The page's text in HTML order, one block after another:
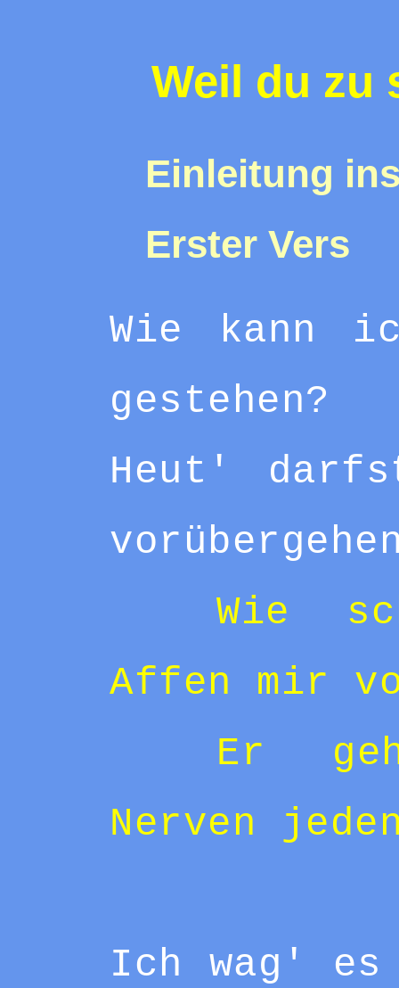
Weil du zu
Einleitung
Erster Vers
Wie kann
gestehen?
Heut'
Wie
Affen mir
Er
Nerven
Ich wag' es